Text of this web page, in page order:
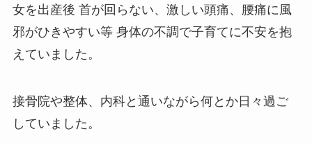
女を出産後 首が回らない、激しい頭痛、腰痛に風
邪がひきやすい等 身体の不調で子育てに不安を抱
えていました。
接骨院や整体、内科と通いながら何とか日々過ご
していました。